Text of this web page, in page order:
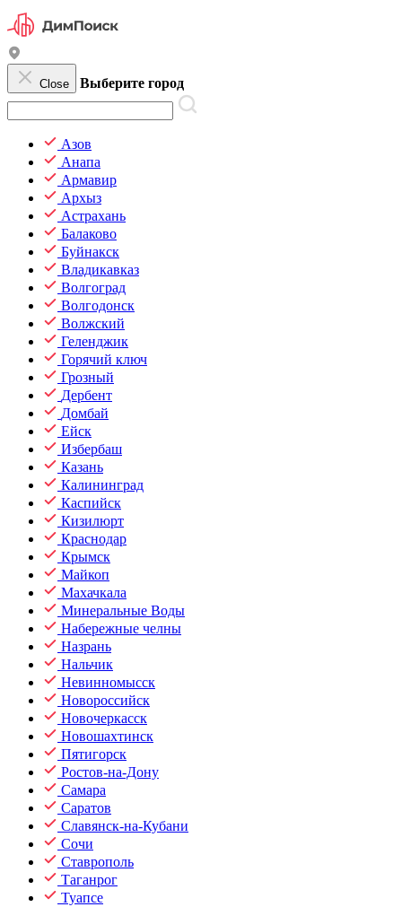
Close Выберите город
Азов
Анапа
Армавир
Архыз
Астрахань
Балаково
Буйнакск
Владикавказ
Волгоград
Волгодонск
Волжский
Геленджик
Горячий ключ
Грозный
Дербент
Домбай
Ейск
Избербаш
Казань
Калининград
Каспийск
Кизилюрт
Краснодар
Крымск
Майкоп
Махачкала
Минеральные Воды
Набережные челны
Назрань
Нальчик
Невинномысск
Новороссийск
Новочеркасск
Новошахтинск
Пятигорск
Ростов-на-Дону
Самара
Саратов
Славянск-на-Кубани
Сочи
Ставрополь
Таганрог
Туапсе